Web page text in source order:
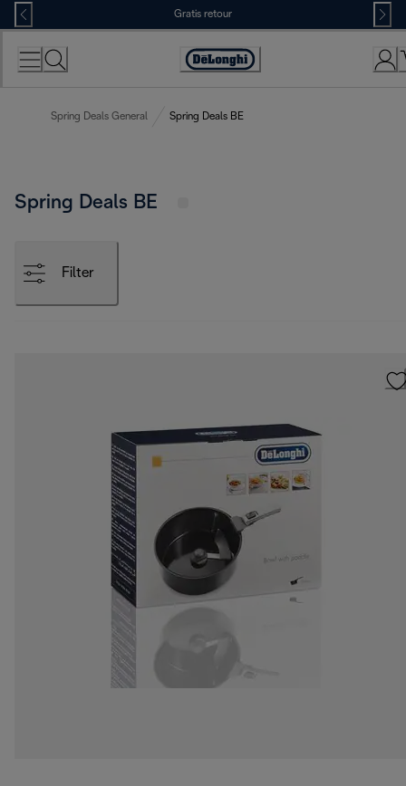
Skip
to
Content
Gratis retour
Accessibility
Spring Deals General Spring Deals BE
Spring Deals BE
Filter